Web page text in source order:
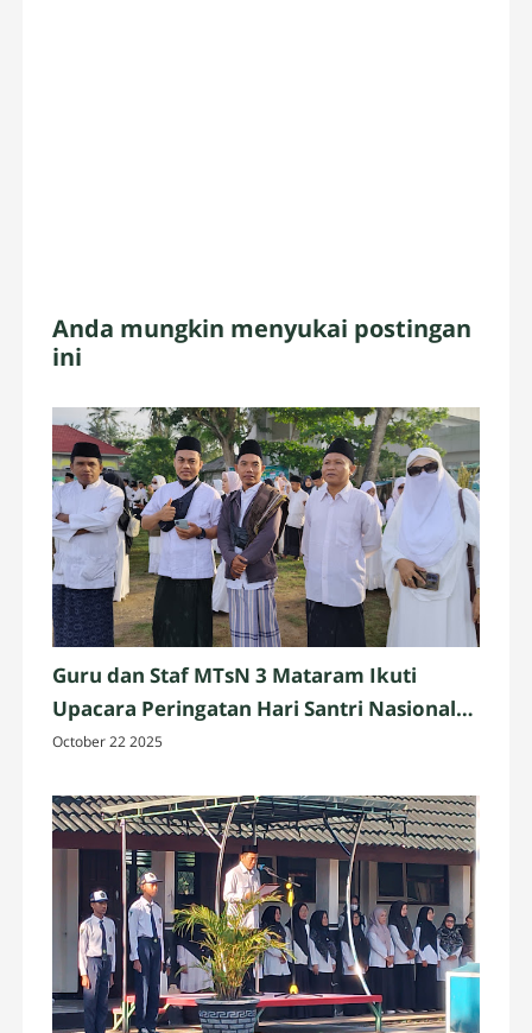
Anda mungkin menyukai postingan
ini
Guru dan Staf MTsN 3 Mataram Ikuti
Upacara Peringatan Hari Santri Nasional
2025 di Penujak, Lombok Tengah
October 22 2025